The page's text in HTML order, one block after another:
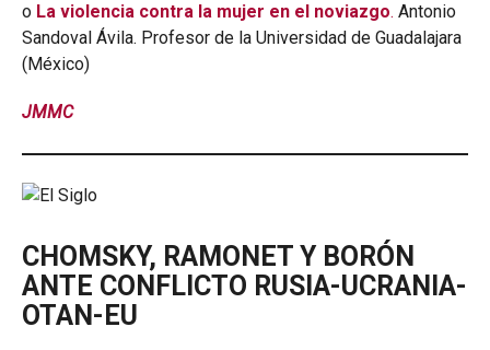
o La violencia contra la mujer en el noviazgo. Antonio
Sandoval Ávila. Profesor de la Universidad de Guadalajara
(México)
JMMC
CHOMSKY, RAMONET Y BORÓN
ANTE CONFLICTO RUSIA-UCRANIA-
OTAN-EU